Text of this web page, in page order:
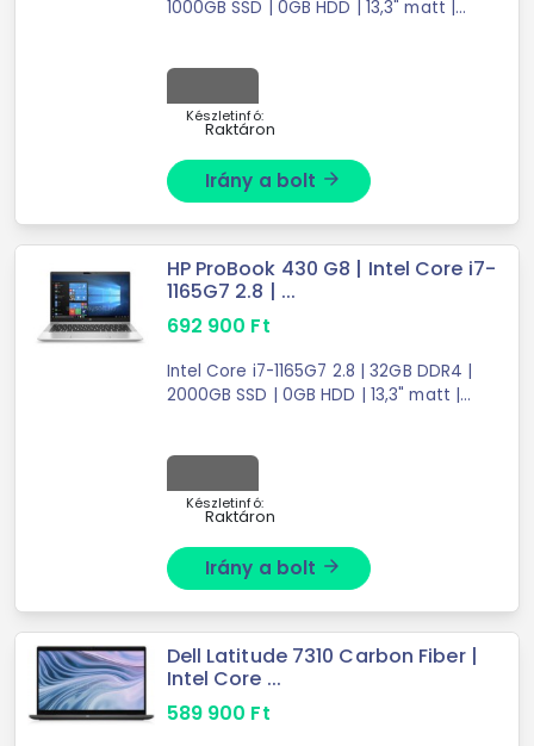
1000GB SSD | 0GB HDD | 13,3" matt |
Készletinfó:
Raktáron
Irány a bolt arrow_forward
HP ProBook 430 G8 | Intel Core i7-
1165G7 2.8 | ...
692 900 Ft
Intel Core i7-1165G7 2.8 | 32GB DDR4 |
2000GB SSD | 0GB HDD | 13,3" matt |
Készletinfó:
Raktáron
Irány a bolt arrow_forward
Dell Latitude 7310 Carbon Fiber |
Intel Core ...
589 900 Ft